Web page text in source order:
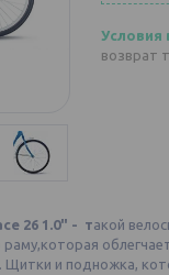
возврат
26 1.0" - такой
и подножка,